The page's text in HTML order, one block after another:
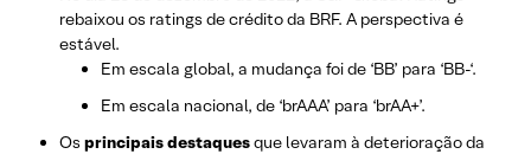
rebaixou os ratings de crédito da BRF. A perspectiva é
estável.
Em escala global, a mudança foi de ‘BB’ para ‘BB-‘.
Em escala nacional, de ‘brAAA’ para ‘brAA+’.
Os principais destaquesque levaram à deterioração da